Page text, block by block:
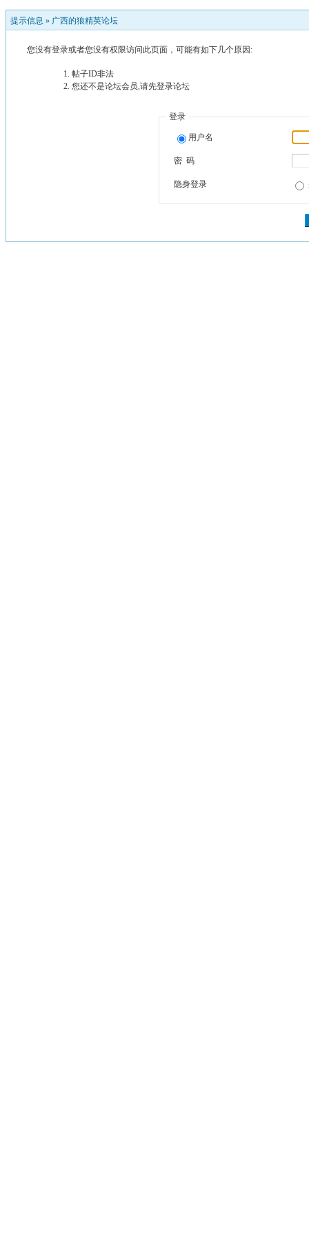
提示信息 » 广西的狼精英论坛
您没有登录或者您没有权限访问此页面，可能有如下几个原因:
帖子ID非法
您还不是论坛会员,请先登录论坛
登录
用户名
密 码
隐身登录